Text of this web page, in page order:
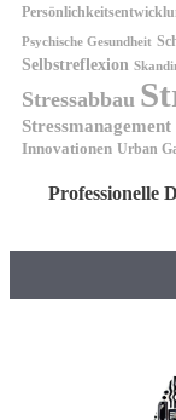
Psychische Gesundheit
Selbstreflexion
Stressabbau
Stressmanagement
Innovationen Urban
Professionelle